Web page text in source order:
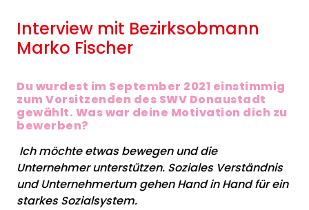
Interview mit Bezirksobmann
Marko Fischer
Du wurdest im September 2021 einstimmig
zum Vorsitzenden des SWV Donaustadt
gewählt. Was war deine Motivation dich zu
bewerben?
Ich möchte etwas bewegen und die
Unternehmer unterstützen. Soziales Verständnis
und Unternehmertum gehen Hand in Hand für ein
starkes Sozialsystem.